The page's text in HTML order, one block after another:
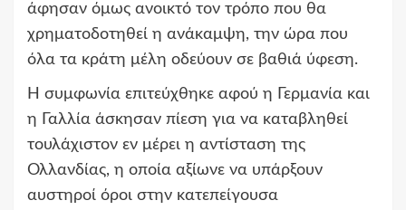
άφησαν όμως ανοικτό τον τρόπο που θα
χρηματοδοτηθεί η ανάκαμψη, την ώρα που
όλα τα κράτη μέλη οδεύουν σε βαθιά ύφεση.
Η συμφωνία επιτεύχθηκε αφού η Γερμανία και
η Γαλλία άσκησαν πίεση για να καταβληθεί
τουλάχιστον εν μέρει η αντίσταση της
Ολλανδίας, η οποία αξίωνε να υπάρξουν
αυστηροί όροι στην κατεπείγουσα